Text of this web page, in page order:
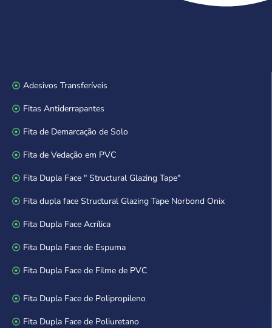
Adesivos Transferíveis
Fitas Antiderrapantes
Fita de Demarcação de Solo
Fita de Vedação em PVC
Fita Dupla Face " Structural Glazing Tape"
Fita dupla face Structural Glazing Tape Norbond Onix
Fita Dupla Face Acrílica
Fita Dupla Face de Espuma
Fita Dupla Face de Filme de PVC
Fita Dupla Face de Polipropileno
Fita Dupla Face de Poliuretano